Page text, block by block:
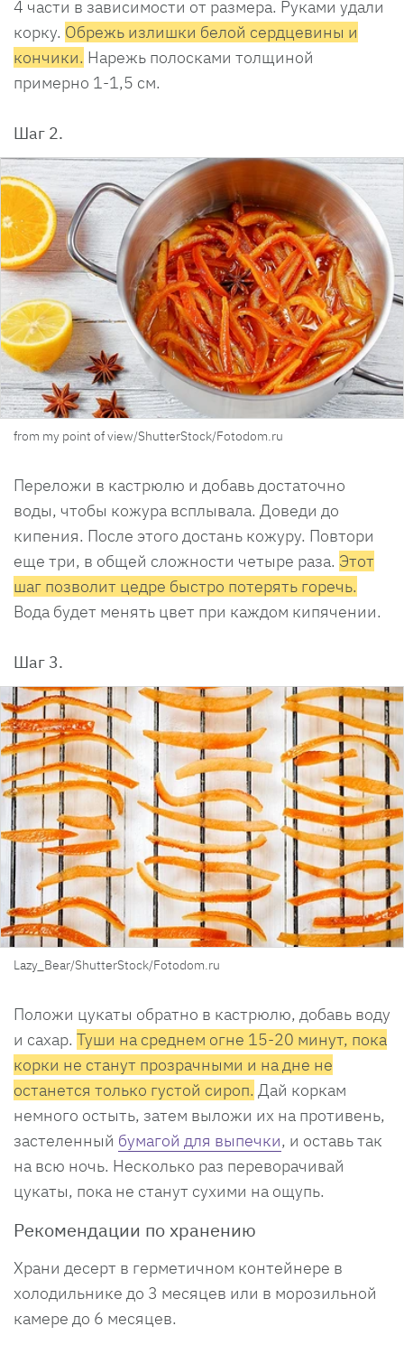
4 части в зависимости от размера. Руками удали
корку. Обрежь излишки белой сердцевины и
кончики. Нарежь полосками толщиной
примерно 1-1,5 см.
Шаг 2.
from my point of view/ShutterStock/Fotodom.ru
Переложи в кастрюлю и добавь достаточно
воды, чтобы кожура всплывала. Доведи до
кипения. После этого достань кожуру. Повтори
еще три, в общей сложности четыре раза. Этот
шаг позволит цедре быстро потерять горечь.
Вода будет менять цвет при каждом кипячении.
Шаг 3.
Lazy_Bear/ShutterStock/Fotodom.ru
Положи цукаты обратно в кастрюлю, добавь воду
и сахар. Туши на среднем огне 15-20 минут, пока
корки не станут прозрачными и на дне не
останется только густой сироп. Дай коркам
немного остыть, затем выложи их на противень,
застеленный бумагой для выпечки, и оставь так
на всю ночь. Несколько раз переворачивай
цукаты, пока не станут сухими на ощупь.
Рекомендации по хранению
Храни десерт в герметичном контейнере в
холодильнике до 3 месяцев или в морозильной
камере до 6 месяцев.